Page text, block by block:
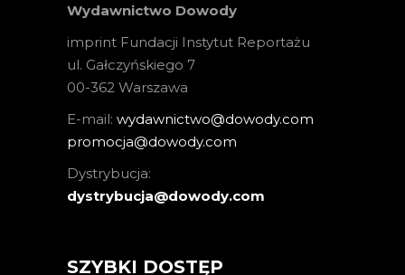
Wydawnictwo Dowody
imprint Fundacji Instytut Reportażu
ul. Gałczyńskiego 7
00-362 Warszawa
E-mail: wydawnictwo@dowody.com
promocja@dowody.com
Dystrybucja:
dystrybucja@dowody.com
SZYBKI DOSTĘP